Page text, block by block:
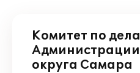
Комитет по
Администрации
округа Самара